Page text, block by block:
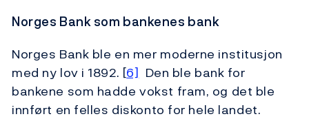
Norges Bank som bankenes bank
Norges Bank ble en mer moderne institusjon
med ny lov i 1892. [6] Den ble bank for
bankene som hadde vokst fram, og det ble
innført en felles diskonto for hele landet.